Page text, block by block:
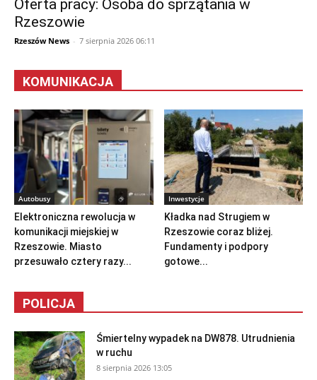
Oferta pracy: Osoba do sprzątania w
Rzeszowie
Rzeszów News - 7 sierpnia 2026 06:11
KOMUNIKACJA
Autobusy
Elektroniczna rewolucja w
komunikacji miejskiej w
Rzeszowie. Miasto
przesuwało cztery razy...
Inwestycje
Kładka nad Strugiem w
Rzeszowie coraz bliżej.
Fundamenty i podpory
gotowe...
POLICJA
Śmiertelny wypadek na DW878. Utrudnienia
w ruchu
8 sierpnia 2026 13:05